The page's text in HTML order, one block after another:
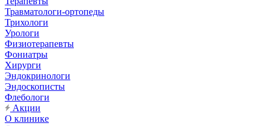
Травматологи-ортопеды
Трихологи
Урологи
Физиотерапевты
Фониатры
Хирурги
Эндокринологи
Эндоскописты
Флебологи
Акции
О клинике